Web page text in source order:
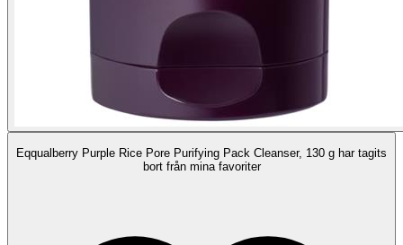
Eqqualberry Purple Rice Pore Purifying Pack Cleanser, 130 g har tagits
bort från mina favoriter